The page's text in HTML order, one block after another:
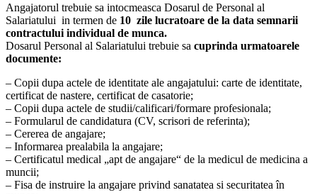
Angajatorul trebuie sa intocmeasca Dosarul de Personal al
Salariatului in termen de 10 zile lucratoare de la data semnarii
contractului individual de munca.
Dosarul Personal al Salariatului trebuie sa cuprinda urmatoarele
documente:
– Copii dupa actele de identitate ale angajatului: carte de identitate,
certificat de nastere, certificat de casatorie;
– Copii dupa actele de studii/calificari/formare profesionala;
– Formularul de candidatura (CV, scrisori de referinta);
– Cererea de angajare;
– Informarea prealabila la angajare;
– Certificatul medical „apt de angajare“ de la medicul de medicina a
muncii;
– Fisa de instruire la angajare privind sanatatea si securitatea în